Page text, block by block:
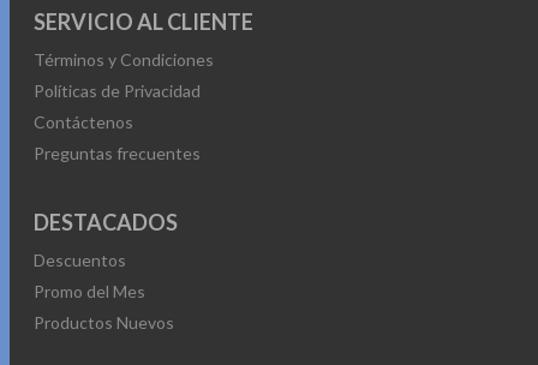
SERVICIO AL CLIENTE
Términos y Condiciones
Políticas de Privacidad
Contáctenos
Preguntas frecuentes
DESTACADOS
Descuentos
Promo del Mes
Productos Nuevos